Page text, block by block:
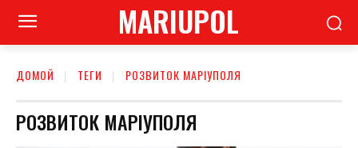
MARIUPOL
ДОМОЙ ТЕГИ РОЗВИТОК МАРІУПОЛЯ
РОЗВИТОК МАРІУПОЛЯ